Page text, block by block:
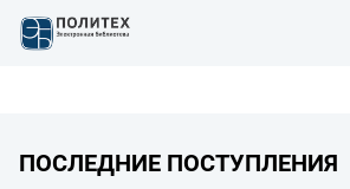
ПОСЛЕДНИЕ ПОСТУПЛЕНИЯ